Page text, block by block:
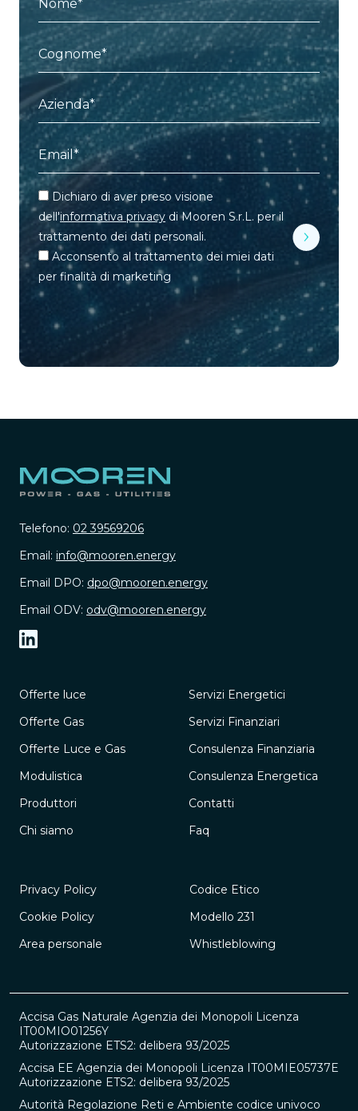
Dichiaro di aver preso visione
dell'informativa privacy di Mooren S.r.L. per il
trattamento dei dati personali.
Acconsento al trattamento dei miei dati
per finalità di marketing
Telefono: 02 39569206
Email: info@mooren.energy
Email DPO: dpo@mooren.energy
Email ODV: odv@mooren.energy
Offerte luce
Offerte Gas
Offerte Luce e Gas
Modulistica
Produttori
Chi siamo
Servizi Energetici
Servizi Finanziari
Consulenza Finanziaria
Consulenza Energetica
Contatti
Faq
Privacy Policy
Cookie Policy
Area personale
Codice Etico
Modello 231
Whistleblowing
Accisa Gas Naturale Agenzia dei Monopoli Licenza
IT00MIO01256Y
Autorizzazione ETS2: delibera 93/2025
Accisa EE Agenzia dei Monopoli Licenza IT00MIE05737E
Autorizzazione ETS2: delibera 93/2025
Autorità Regolazione Reti e Ambiente codice univoco